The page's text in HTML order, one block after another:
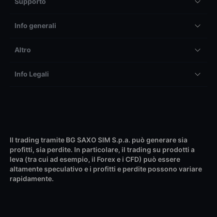
Info generali
Altro
Info Legali
Il trading tramite BG SAXO SIM S.p.a. può generare sia
profitti, sia perdite. In particolare, il trading su prodotti a
leva (tra cui ad esempio, il Forex e i CFD) può essere
altamente speculativo e i profitti e perdite possono variare
rapidamente.